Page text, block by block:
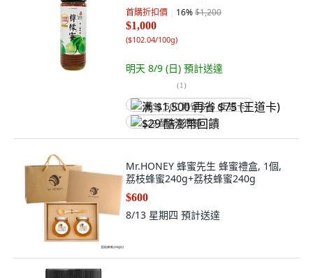
首購折扣價 16%$1,200
$1,000
($102.04/100g)
明天 8/9 (日) 預計送達
(1)
满 $1,500 再省 $75 (王道卡)
$29 酷澎幣回饋
Mr.HONEY 蜂蜜先生 蜂蜜禮盒, 1個,
荔枝蜂蜜240g+荔枝蜂蜜240g
$600
8/13 星期四 預計送達